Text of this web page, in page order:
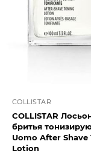
COLLISTAR
COLLISTAR
бритья
Uomo After Shave
Lotion